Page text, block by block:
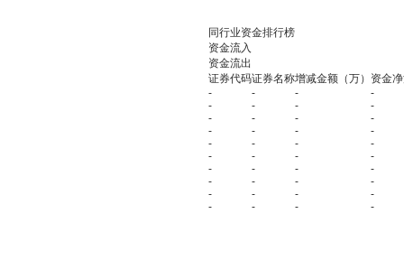
同行业资金排行榜
资金流入
资金流出
证券代码证券名称增减金额（万） 资金
-
- -
-
-
- -
-
-
- -
-
-
- -
-
-
- -
-
-
- -
-
-
- -
-
-
- -
-
-
- -
-
-
- - -